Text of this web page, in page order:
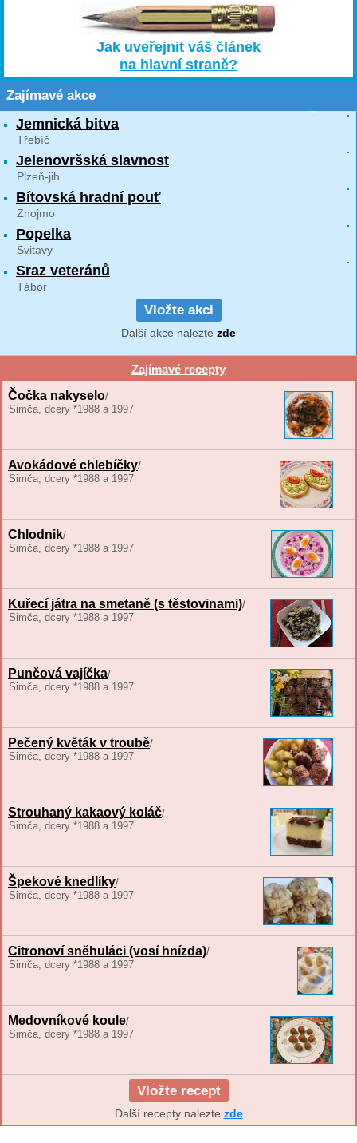
Jak uveřejnit váš článek
na hlavní straně?
Zajímavé akce
Jemnická bitva
Třebíč
Jelenovršská slavnost
Plzeň-jih
Bítovská hradní pouť
Znojmo
Popelka
Svitavy
Sraz veteránů
Tábor
Vložte akci
Další akce nalezte zde
Zajímavé recepty
Čočka nakyselo/
Simča, dcery *1988 a 1997
Avokádové chlebíčky/
Simča, dcery *1988 a 1997
Chlodnik/
Simča, dcery *1988 a 1997
Kuřecí játra na smetaně (s těstovinami)/
Simča, dcery *1988 a 1997
Punčová vajíčka/
Simča, dcery *1988 a 1997
Pečený květák v troubě/
Simča, dcery *1988 a 1997
Strouhaný kakaový koláč/
Simča, dcery *1988 a 1997
Špekové knedlíky/
Simča, dcery *1988 a 1997
Citronoví sněhuláci (vosí hnízda)/
Simča, dcery *1988 a 1997
Medovníkové koule/
Simča, dcery *1988 a 1997
Vložte recept
Další recepty nalezte zde